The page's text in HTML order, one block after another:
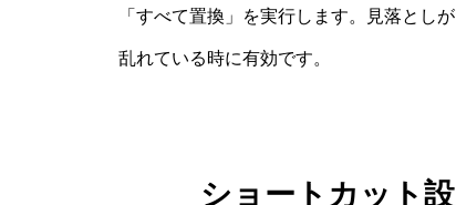
「すべて置換」を実行します。見落とし
乱れている時に有効です。
ショートカット